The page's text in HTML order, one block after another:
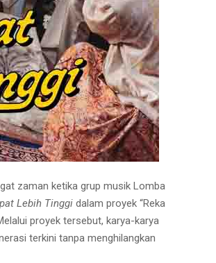
zaman ketika grup musik Lomba
Lebih Tinggi dalam proyek “Reka
proyek tersebut, karya-karya
terkini tanpa menghilangkan